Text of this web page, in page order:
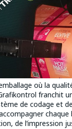
où la
franchit
de codage et
de l’impression